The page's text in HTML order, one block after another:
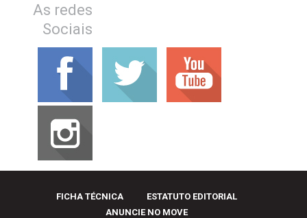
As redes
Sociais
FICHA TÉCNICA
ESTATUTO EDITORIAL
ANUNCIE NO MOVE